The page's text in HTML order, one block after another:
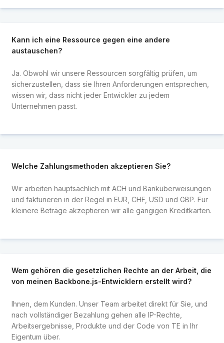
Kann ich eine Ressource gegen eine andere
austauschen?
Ja. Obwohl wir unsere Ressourcen sorgfältig prüfen, um
sicherzustellen, dass sie Ihren Anforderungen entsprechen,
wissen wir, dass nicht jeder Entwickler zu jedem
Unternehmen passt.
Welche Zahlungsmethoden akzeptieren Sie?
Wir arbeiten hauptsächlich mit ACH und Banküberweisungen
und fakturieren in der Regel in EUR, CHF, USD und GBP. Für
kleinere Beträge akzeptieren wir alle gängigen Kreditkarten.
Wem gehören die gesetzlichen Rechte an der Arbeit, die
von meinen Backbone.js-Entwicklern erstellt wird?
Ihnen, dem Kunden. Unser Team arbeitet direkt für Sie, und
nach vollständiger Bezahlung gehen alle IP-Rechte,
Arbeitsergebnisse, Produkte und der Code von TE in Ihr
Eigentum über.